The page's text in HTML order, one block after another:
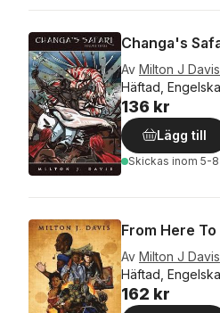
Changa's
Av Milton J Davis
Häftad,
136 kr
Lägg till
Skickas inom 5-
From Here
Av Milton J Davis
Häftad,
162 kr